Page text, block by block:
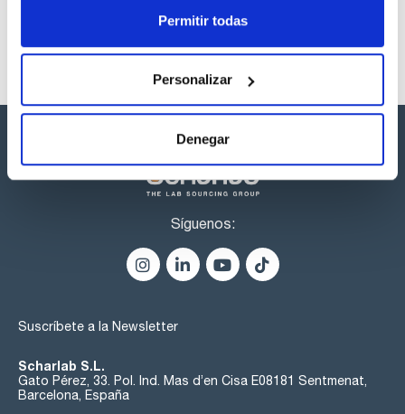
Permitir todas
Personalizar
Denegar
Síguenos:
Suscríbete a la Newsletter
Scharlab S.L.
Gato Pérez, 33. Pol. Ind. Mas d’en Cisa E08181 Sentmenat,
Barcelona, España